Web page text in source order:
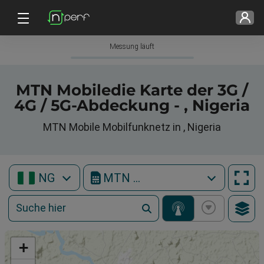
Messung läuft
MTN Mobiledie Karte der 3G /
4G / 5G-Abdeckung - , Nigeria
MTN Mobile Mobilfunknetz in , Nigeria
NG MTN Mobile
+